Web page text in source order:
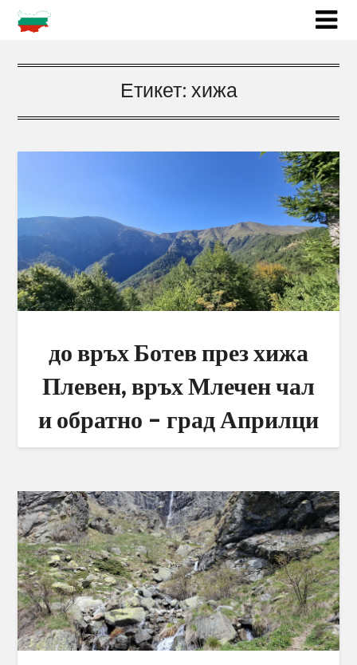
Етикет: хижа
до връх Ботев през хижа
Плевен, връх Млечен чал
и обратно – град Априлци